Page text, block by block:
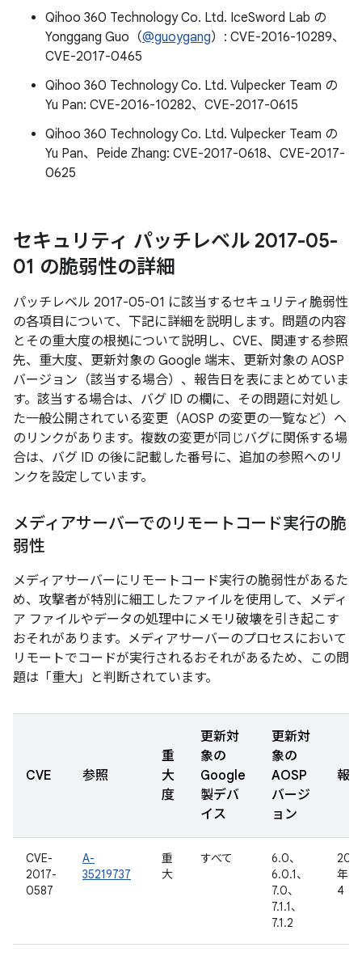
Qihoo 360 Technology Co. Ltd. IceSword Lab の
Yonggang Guo（@guoygang）: CVE-2016-10289、
CVE-2017-0465
Qihoo 360 Technology Co. Ltd. Vulpecker Team の
Yu Pan: CVE-2016-10282、CVE-2017-0615
Qihoo 360 Technology Co. Ltd. Vulpecker Team の
Yu Pan、Peide Zhang: CVE-2017-0618、CVE-2017-
0625
セキュリティ パッチレベル 2017-05-
01 の脆弱性の詳細
パッチレベル 2017-05-01 に該当するセキュリティ脆弱性
の各項目について、下記に詳細を説明します。問題の内容
とその重大度の根拠について説明し、CVE、関連する参照
先、重大度、更新対象の Google 端末、更新対象の AOSP
バージョン（該当する場合）、報告日を表にまとめていま
す。該当する場合は、バグ ID の欄に、その問題に対処し
た一般公開されている変更（AOSP の変更の一覧など）へ
のリンクがあります。複数の変更が同じバグに関係する場
合は、バグ ID の後に記載した番号に、追加の参照へのリ
ンクを設定しています。
メディアサーバーでのリモートコード実行の脆
弱性
メディアサーバーにリモートコード実行の脆弱性があるた
め、攻撃者が特別に細工したファイルを使用して、メディ
ア ファイルやデータの処理中にメモリ破壊を引き起こす
おそれがあります。メディアサーバーのプロセスにおいて
リモートでコードが実行されるおそれがあるため、この問
題は「重大」と判断されています。
CVE 参照
重
大
度
更新対
象の
Google
製デバ
イス
更新対
象の
AOSP
バージ
ョン
報
CVE-
2017-
0587
A-
35219737
重
大
すべて
6.0、
6.0.1、
7.0、
7.1.1、
7.1.2
2017
年 1
4 日